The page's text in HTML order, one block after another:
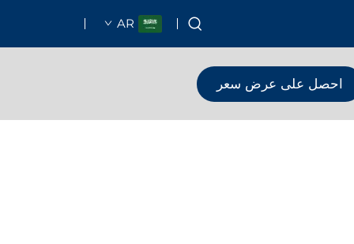
AR
احصل على عرض سعر